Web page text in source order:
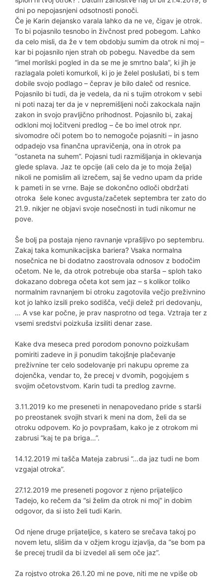
dni po nepojasnjeni odsotnosti ponoči.
Če je Karin dejansko varala lahko da ne ve, čigav je otrok.
To bi pojasnilo tesnobo in živčnost pred pobegom. Lahko
da celo misli, da že v tem obdobju sumim da otrok ni moj –
kar bi pojasnilo njen strah ob pobegu. Navedbe da sem
“imel morilski pogled in da se me je smrtno bala”, ki jih je
razlagala poleti komurkoli, ki jo je želel poslušati, bi s tem
dobile svojo podlago – čeprav je bilo daleč od resnice.
Pojasnilo bi tudi, da je vedela, da ni s tujim otrokom v sebi
ni poti nazaj ter da je v nepremišljeni noči zakockala najin
zakon in svojo pravljično prihodnost. Pojasnilo bi, zakaj
odkloni moj ločitveni predlog – če bo imel otrok npr.
sivomodre oči potem bo to nemogoče pojasniti – in jasno
odpadejo vsa finančna upravičenja, ona in otrok pa
“ostaneta na suhem”. Pojasni tudi razmišljanja in oklevanja
glede splava. Jaz te opcije (ali celo da je to moja želja)
nikoli ne pomislim ali izrečem, saj še vedno upam da pride
k pameti in se vrne. Baje se dokončno odloči obdržati
otroka šele konec avgusta/začetek septembra ter zato do
21.9. nikjer ne objavi svoje nosečnosti in tudi nikomur ne
pove.
Še bolj pa postaja njeno ravnanje vprašljivo po septembru.
Zakaj taka komunikacijska bariera? Vsaka normalna
nosečnica ne bi dodatno zaostrovala odnosov z bodočim
očetom. Ne le, da otrok potrebuje oba starša – sploh tako
dokazano dobrega očeta kot sem jaz – s kolikor toliko
normalnim ravnanjem bi otroku zagotovila večjo preživnino
kot jo lahko izsili preko sodišča, večji delež pri dedovanju,
… A vse kar počne, je prav nasprotno od tega. Vztraja ter z
vsemi sredstvi poizkuša izsiliti denar zase.
Kake dva meseca pred porodom ponovno poizkušam
pomiriti zadeve in ji ponudim takojšnje plačevanje
preživnine ter celo sodelovanje pri nakupu opreme za
dojenčka, vendar to, že precej v dvomih, pogojujem s
svojim očetovstvom. Karin tudi ta predlog zavrne.
3.11.2019 ko me preseneti in nenapovedano pride s starši
po preostanek svojih stvari k meni na dom, želi da se
otroku odpovem. Ko jo povprašam, kako je z otrokom mi
zabrusi “kaj te pa briga…”.
14.12.2019 mi tašča Mateja zabrusi “…da jaz tudi ne bom
vzgajal otroka”.
27.12.2019 me preseneti pogovor z njeno prijateljico
Tadejo, ko rečem da “si želim da otrok ni moj” in dobim
odgovor, da si isto želi tudi Karin.
Od njene druge prijateljice, s katero se srečava takoj po
novem letu, slišim da v ožjem krogu izjavlja, da “se bom pa
še precej trudil da bi izvedel ali sem oče jaz”.
Za rojstvo otroka 26.1.20 mi ne pove, niti me ne vpiše ob